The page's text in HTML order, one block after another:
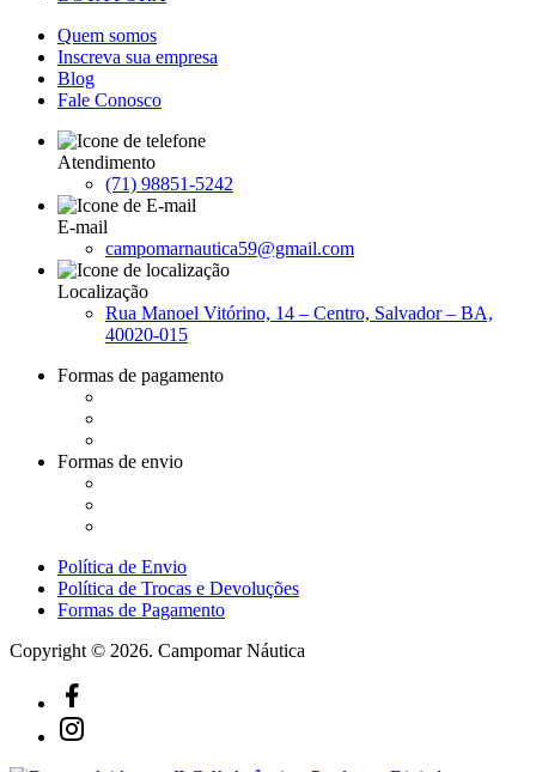
Quem somos
Inscreva sua empresa
Blog
Fale Conosco
Atendimento
(71) 98851-5242
E-mail
campomarnautica59@gmail.com
Localização
Rua Manoel Vitórino, 14 – Centro, Salvador – BA,
40020-015
Formas de pagamento
Formas de envio
Política de Envio
Política de Trocas e Devoluções
Formas de Pagamento
Copyright © 2026. Campomar Náutica